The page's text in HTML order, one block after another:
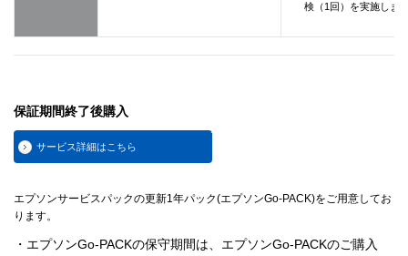
検（1回）を実施しま
保証期間終了後購入
サービス詳細はこちら
エプソンサービスパックの更新1年パック(エプソンGo-PACK)をご用意してお
ります。
・エプソンGo-PACKの保守期間は、エプソンGo-PACKのご購入